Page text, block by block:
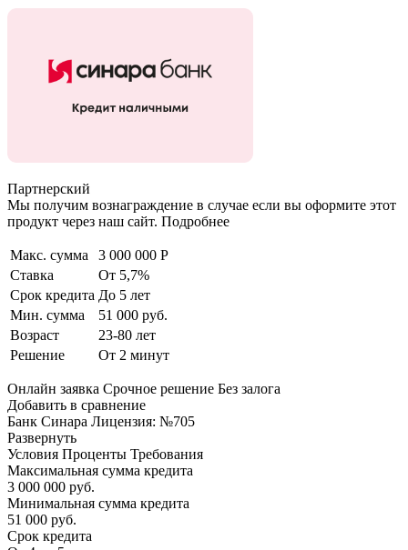
Партнерский
Мы получим вознаграждение в случае если вы оформите этот
продукт через наш сайт. Подробнее
Макс. сумма
3 000 000 Р
Ставка
От 5,7%
Срок кредита До 5 лет
Мин. сумма
51 000 руб.
Возраст
23-80 лет
Решение
От 2 минут
Онлайн заявка Срочное решение Без залога
Добавить в сравнение
Банк Синара Лицензия: №705
Развернуть
Условия Проценты Требования
Максимальная сумма кредита
3 000 000 руб.
Минимальная сумма кредита
51 000 руб.
Срок кредита